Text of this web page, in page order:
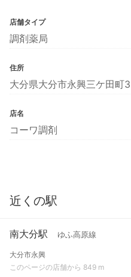
店舗タイプ
調剤薬局
住所
大分県大分市永興三ケ田町3
店名
コーワ調剤
近くの駅
南大分駅 ゆふ高原線
大分市永興
このページの店舗から 849 m